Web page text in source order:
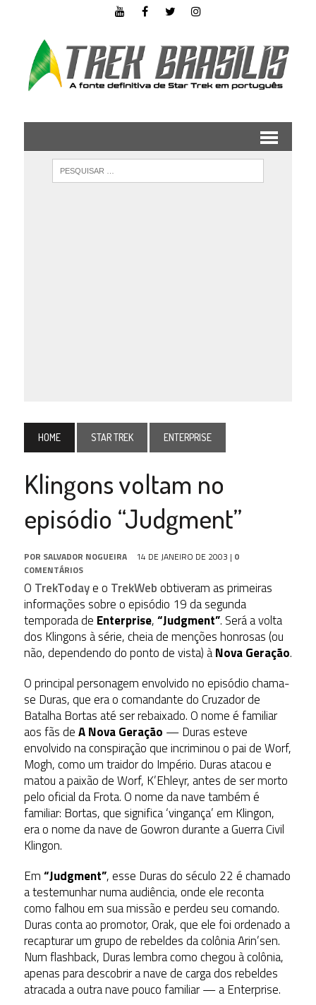
HOME STAR TREK ENTERPRISE
Klingons voltam no
episódio “Judgment”
POR SALVADOR NOGUEIRA 14 DE JANEIRO DE 2003 | 0
COMENTÁRIOS
O TrekTodaye o TrekWebobtiveram as primeiras
informações sobre o episódio 19 da segunda
temporada de Enterprise,“Judgment”. Será a volta
dos Klingons à série, cheia de menções honrosas (ou
não, dependendo do ponto de vista) àNova Geração.
O principal personagem envolvido no episódio chama-
se Duras, que era o comandante do Cruzador de
Batalha Bortas até ser rebaixado. O nome é familiar
aos fãs deA Nova Geração — Duras esteve
envolvido na conspiração que incriminou o pai de Worf,
Mogh, como um traidor do Império. Duras atacou e
matou a paixão de Worf, K’Ehleyr, antes de ser morto
pelo oficial da Frota. O nome da nave também é
familiar: Bortas, que significa ‘vingança’ em Klingon,
era o nome da nave de Gowron durante a Guerra Civil
Klingon.
Em“Judgment”, esse Duras do século 22 é chamado
a testemunhar numa audiência, onde ele reconta
como falhou em sua missão e perdeu seu comando.
Duras conta ao promotor, Orak, que ele foi ordenado a
recapturar um grupo de rebeldes da colônia Arin’sen.
Num flashback, Duras lembra como chegou à colônia,
apenas para descobrir a nave de carga dos rebeldes
atracada a outra nave pouco familiar — a Enterprise.